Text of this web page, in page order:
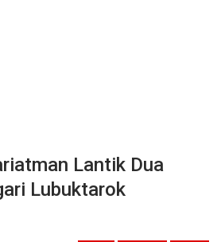
Lantik Dua
Lubuktarok